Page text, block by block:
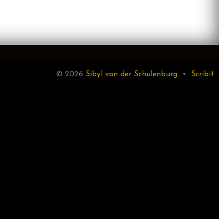
© 2026 Sibyl von der Schulenburg • Scribit